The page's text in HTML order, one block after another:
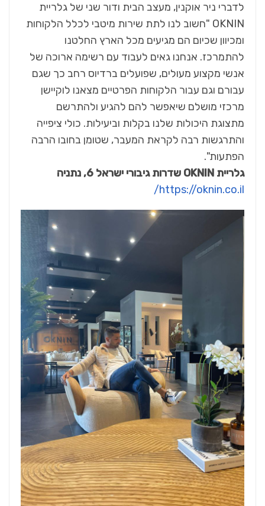
לדברי ניר אוקנין, מעצב הבית ודור שני של גלריית
OKNIN "חשוב לנו לתת שירות מיטבי לכלל הלקוחות
ומכיוון שכיום הם מגיעים מכל הארץ החלטנו
להתמרכז. אנחנו גאים לעבוד עם רשימה ארוכה של
אנשי מקצוע מעולים, שפועלים ברדיוס רחב כך שגם
עבורם וגם עבור הלקוחות הפרטיים מצאנו לוקיישן
מרכזי מושלם שיאפשר להם להגיע ולהתרשם
מתצוגת היכולות שלנו בקלות וביעילות. כולי ציפייה
והתרגשות רבה לקראת המעבר, שטומן בחובו הרבה
הפתעות".
גלריית OKNIN שדרות גיבורי ישראל 6, נתניה
https://oknin.co.il/